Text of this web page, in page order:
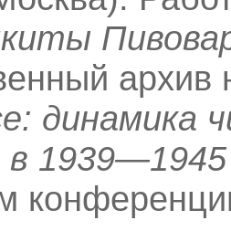
динамика